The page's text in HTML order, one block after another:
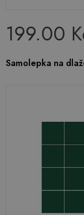
199.00
Samolepka na